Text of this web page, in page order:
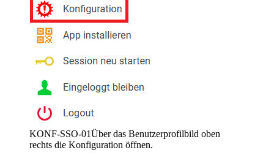
KONF-SSO-01Über das Benutzerprofilbild oben
rechts die Konfiguration öffnen.